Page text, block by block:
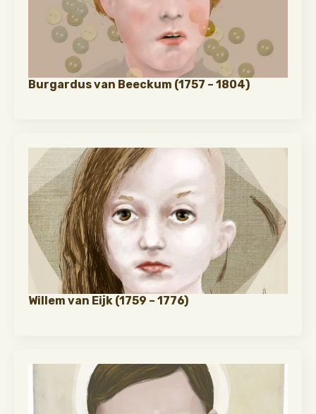
Burgardus van Beeckum (1757 – 1804)
Willem van Eijk (1759 – 1776)